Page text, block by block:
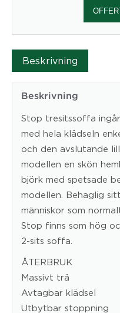
2
Beskrivning
Beskrivning
Stop tresitssoffa
med hela klädseln
och den avslutande
modellen en skön
björk med spetsade
modellen. Behaglig
människor som
Stop finns som hög
2-sits soffa.
ÅTERBRUK
Massivt trä
Avtagbar klädsel
Utbytbar stoppning